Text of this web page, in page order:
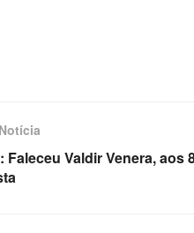
Faleceu Valdir Venera, aos